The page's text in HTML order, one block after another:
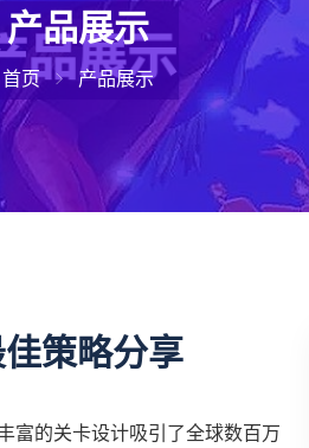
产品展示
首页 产品展示
策略分享
富的关卡设计吸引了全球数百万